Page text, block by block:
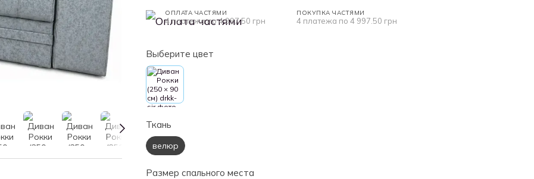
ОПЛАТА ЧАСТЯМИ
4 платежа по 4 997.50 грн
ПОКУПКА ЧАСТЯМИ
4 платежа по 4 997.50 грн
Выберите цвет
Ткань
велюр
Размер спального места